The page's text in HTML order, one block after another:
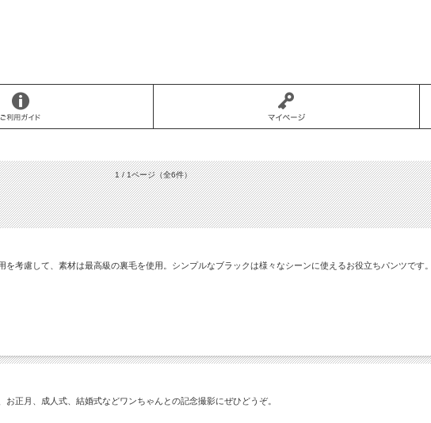
1 / 1ページ（全6件）
考慮して、素材は最高級の裏毛を使用。シンプルなブラックは様々なシーンに使えるお役立ちパンツです。
正月、成人式、結婚式などワンちゃんとの記念撮影にぜひどうぞ。